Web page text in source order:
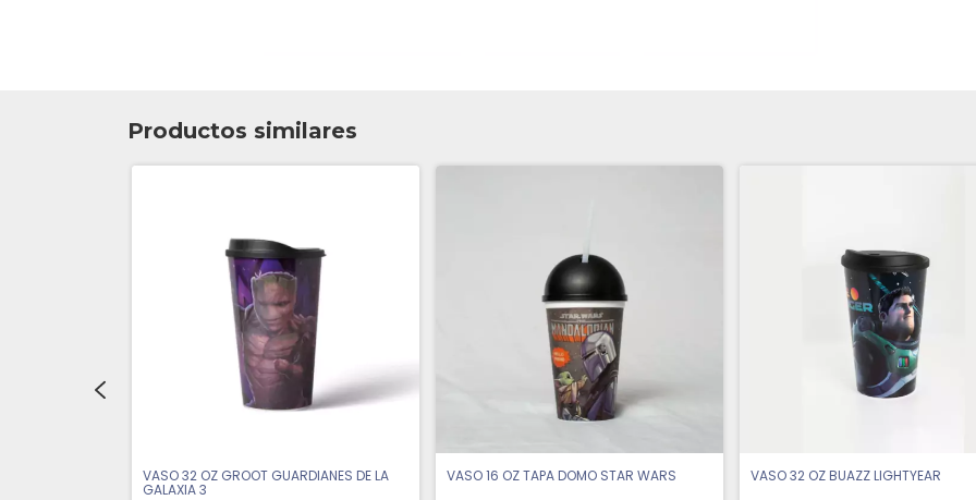
Productos similares
VASO 32 OZ GROOT GUARDIANES DE LA
GALAXIA 3
VASO 16 OZ TAPA DOMO STAR WARS VASO 32 OZ BUAZZ LIGHTYEAR